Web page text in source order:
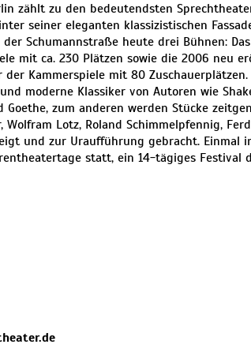
zählt zu den bedeutendsten
seiner eleganten klassizistischen
Schumannstraße heute drei Bühnen:
mit ca. 230 Plätzen sowie die 2006 neu
der Kammerspiele mit 80
moderne Klassiker von Autoren wie
Goethe, zum anderen werden Stücke
Wolfram Lotz, Roland Schimmelpfennig,
und zur Uraufführung gebracht. Einmal
statt, ein 14-tägiges Festival